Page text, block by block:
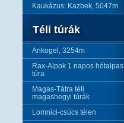
Kaukázus: Kazbek, 5047m
Téli túrák
Ankogel, 3254m
Rax-Alpok 1 napos hótalpas
túra
Magas-Tátra téli
magashegyi túrák
Lomnici-csúcs télen